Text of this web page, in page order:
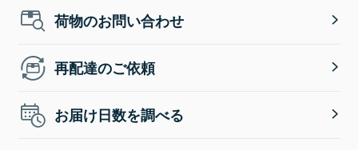
荷物のお問い合わせ
再配達のご依頼
お届け日数を調べる